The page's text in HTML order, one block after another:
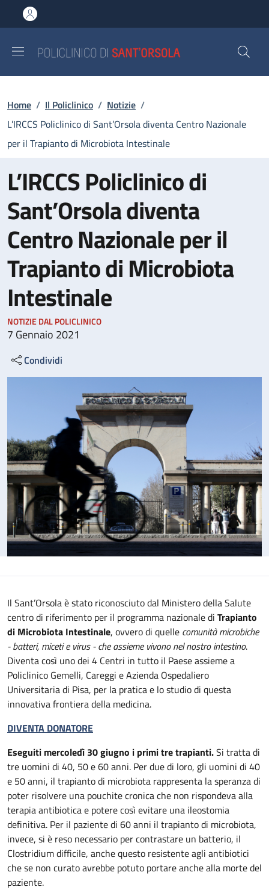
al contenuto principale
to footer content
Briciole di pane
Home / Il Policlinico / Notizie /
L’IRCCS Policlinico di Sant’Orsola diventa Centro Nazionale
per il Trapianto di Microbiota Intestinale
L’IRCCS Policlinico di
Sant’Orsola diventa
Centro Nazionale per il
Trapianto di Microbiota
Intestinale
NOTIZIE DAL POLICLINICO
7 Gennaio 2021
Condividi
Il Sant’Orsola è stato riconosciuto dal Ministero della Salute
centro di riferimento per il programma nazionale di Trapianto
di Microbiota Intestinale, ovvero di quelle comunità microbiche
- batteri, miceti e virus - che assieme vivono nel nostro intestino.
Diventa così uno dei 4 Centri in tutto il Paese assieme a
Policlinico Gemelli, Careggi e Azienda Ospedaliero
Universitaria di Pisa, per la pratica e lo studio di questa
innovativa frontiera della medicina.
DIVENTA DONATORE
Eseguiti mercoledì 30 giugno i primi tre trapianti.Si tratta di
tre uomini di 40, 50 e 60 anni. Per due di loro, gli uomini di 40
e 50 anni, il trapianto di microbiota rappresenta la speranza di
poter risolvere una pouchite cronica che non rispondeva alla
terapia antibiotica e potere così evitare una ileostomia
definitiva. Per il paziente di 60 anni il trapianto di microbiota,
invece, si è reso necessario per contrastare un batterio, il
Clostridium difficile, anche questo resistente agli antibiotici
che se non curato avrebbe potuto portare anche alla morte del
paziente.